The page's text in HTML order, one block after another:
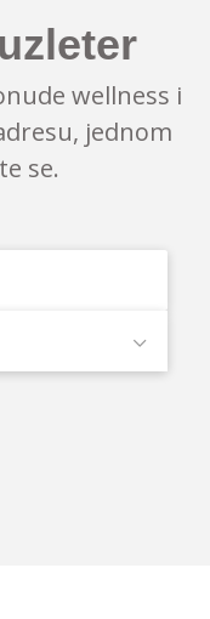
wellness i
jednom
se.